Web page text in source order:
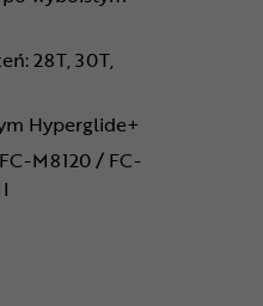
28T, 30T,
Hyperglide+
M8120 / FC-